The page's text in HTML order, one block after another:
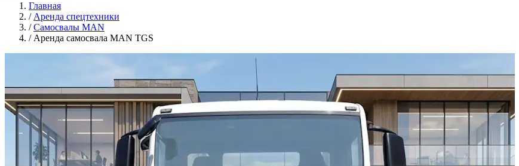
Главная
/ Аренда спецтехники
/ Самосвалы MAN
/ Аренда самосвала MAN TGS